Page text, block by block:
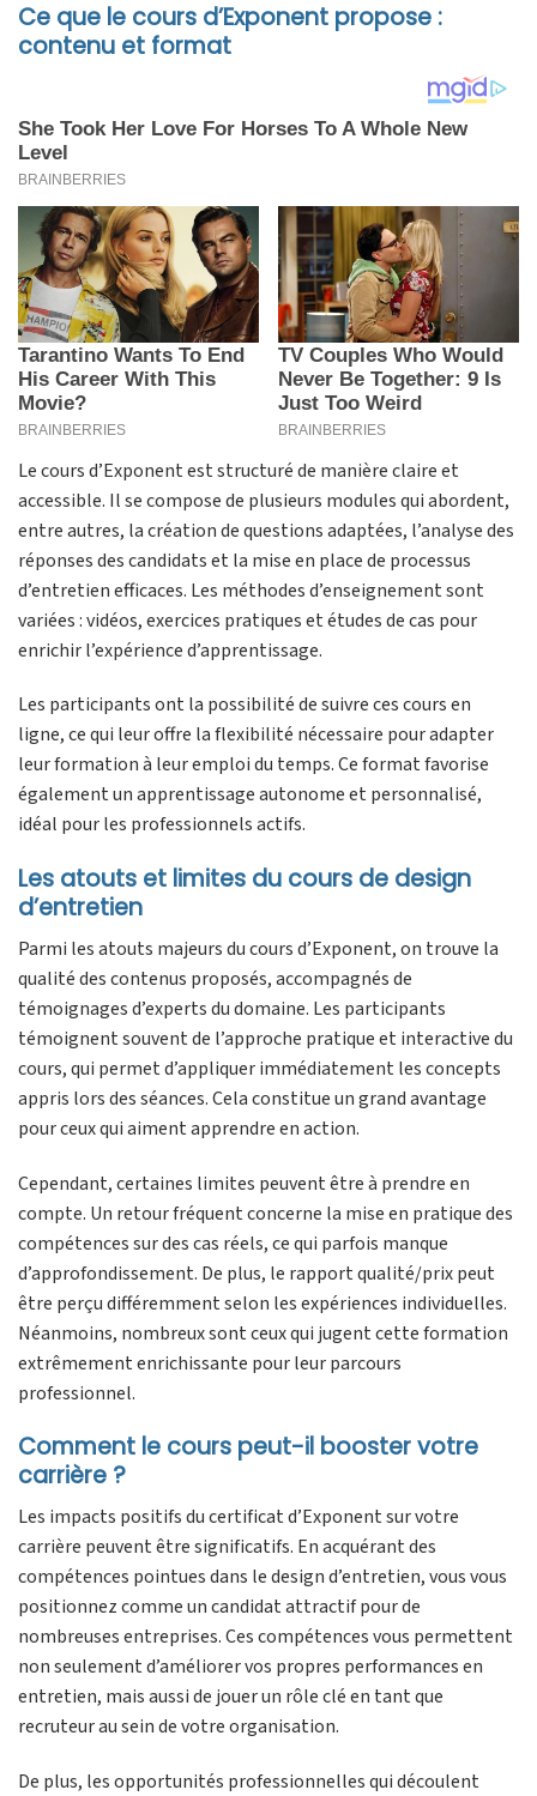
Ce que le cours d’Exponent propose :
contenu et format
Le cours d’Exponent est structuré de manière claire et
accessible. Il se compose de plusieurs modules qui abordent,
entre autres, la création de questions adaptées, l’analyse des
réponses des candidats et la mise en place de processus
d’entretien efficaces. Les méthodes d’enseignement sont
variées : vidéos, exercices pratiques et études de cas pour
enrichir l’expérience d’apprentissage.
Les participants ont la possibilité de suivre ces cours en
ligne, ce qui leur offre la flexibilité nécessaire pour adapter
leur formation à leur emploi du temps. Ce format favorise
également un apprentissage autonome et personnalisé,
idéal pour les professionnels actifs.
Les atouts et limites du cours de design
d’entretien
Parmi les atouts majeurs du cours d’Exponent, on trouve la
qualité des contenus proposés, accompagnés de
témoignages d’experts du domaine. Les participants
témoignent souvent de l’approche pratique et interactive du
cours, qui permet d’appliquer immédiatement les concepts
appris lors des séances. Cela constitue un grand avantage
pour ceux qui aiment apprendre en action.
Cependant, certaines limites peuvent être à prendre en
compte. Un retour fréquent concerne la mise en pratique des
compétences sur des cas réels, ce qui parfois manque
d’approfondissement. De plus, le rapport qualité/prix peut
être perçu différemment selon les expériences individuelles.
Néanmoins, nombreux sont ceux qui jugent cette formation
extrêmement enrichissante pour leur parcours
professionnel.
Comment le cours peut-il booster votre
carrière ?
Les impacts positifs du certificat d’Exponent sur votre
carrière peuvent être significatifs. En acquérant des
compétences pointues dans le design d’entretien, vous vous
positionnez comme un candidat attractif pour de
nombreuses entreprises. Ces compétences vous permettent
non seulement d’améliorer vos propres performances en
entretien, mais aussi de jouer un rôle clé en tant que
recruteur au sein de votre organisation.
De plus, les opportunités professionnelles qui découlent